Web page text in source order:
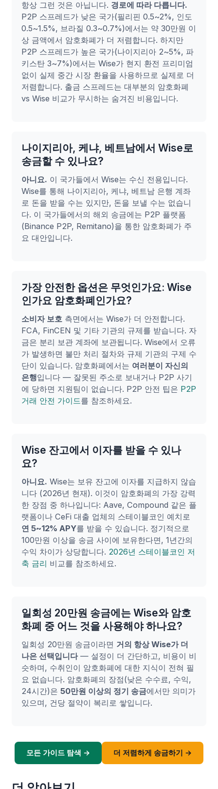
항상 그런 것은 아닙니다. 경로에 따라 다릅니다.
P2P 스프레드가 낮은 국가(필리핀 0.5~2%, 인도
0.5~1.5%, 브라질 0.3~0.7%)에서는 약 30만원 이
상 금액에서 암호화폐가 더 저렴합니다. 하지만
P2P 스프레드가 높은 국가(나이지리아 2~5%, 파
키스탄 3~7%)에서는 Wise가 현지 환전 프리미엄
없이 실제 중간 시장 환율을 사용하므로 실제로 더
저렴합니다. 출금 스프레드는 대부분의 암호화폐
vs Wise 비교가 무시하는 숨겨진 비용입니다.
나이지리아, 케냐, 베트남에서 Wise로
송금할 수 있나요?
아니요. 이 국가들에서 Wise는 수신 전용입니다.
Wise를 통해 나이지리아, 케냐, 베트남 은행 계좌
로 돈을 받을 수는 있지만, 돈을 보낼 수는 없습니
다. 이 국가들에서의 해외 송금에는 P2P 플랫폼
(Binance P2P, Remitano)을 통한 암호화폐가 주
요 대안입니다.
가장 안전한 옵션은 무엇인가요: Wise
인가요 암호화폐인가요?
소비자 보호 측면에서는 Wise가 더 안전합니다.
FCA, FinCEN 및 기타 기관의 규제를 받습니다. 자
금은 분리 보관 계좌에 보관됩니다. Wise에서 오류
가 발생하면 불만 처리 절차와 규제 기관의 구제 수
단이 있습니다. 암호화폐에서는 여러분이 자신의
은행입니다 — 잘못된 주소로 보내거나 P2P 사기
에 당하면 지원팀이 없습니다. P2P 안전 팁은 P2P
거래 안전 가이드를 참조하세요.
Wise 잔고에서 이자를 받을 수 있나
요?
아니요. Wise는 보유 잔고에 이자를 지급하지 않습
니다 (2026년 현재). 이것이 암호화폐의 가장 강력
한 장점 중 하나입니다: Aave, Compound 같은 플
랫폼이나 CeFi 대출 업체의 스테이블코인 예치로
연 5~12% APY를 받을 수 있습니다. 정기적으로
100만원 이상을 송금 사이에 보유한다면, 1년간의
수익 차이가 상당합니다. 2026년 스테이블코인 저
축 금리 비교를 참조하세요.
일회성 20만원 송금에는 Wise와 암호
화폐 중 어느 것을 사용해야 하나요?
일회성 20만원 송금이라면 거의 항상 Wise가 더
나은 선택입니다— 설정이 더 간단하고, 비용이 비
슷하며, 수취인이 암호화폐에 대한 지식이 전혀 필
요 없습니다. 암호화폐의 장점(낮은 수수료, 수익,
24시간)은 50만원 이상의 정기 송금에서만 의미가
있으며, 건당 절약이 복리로 쌓입니다.
모든 가이드 탐색 → 더 저렴하게 송금하기 →